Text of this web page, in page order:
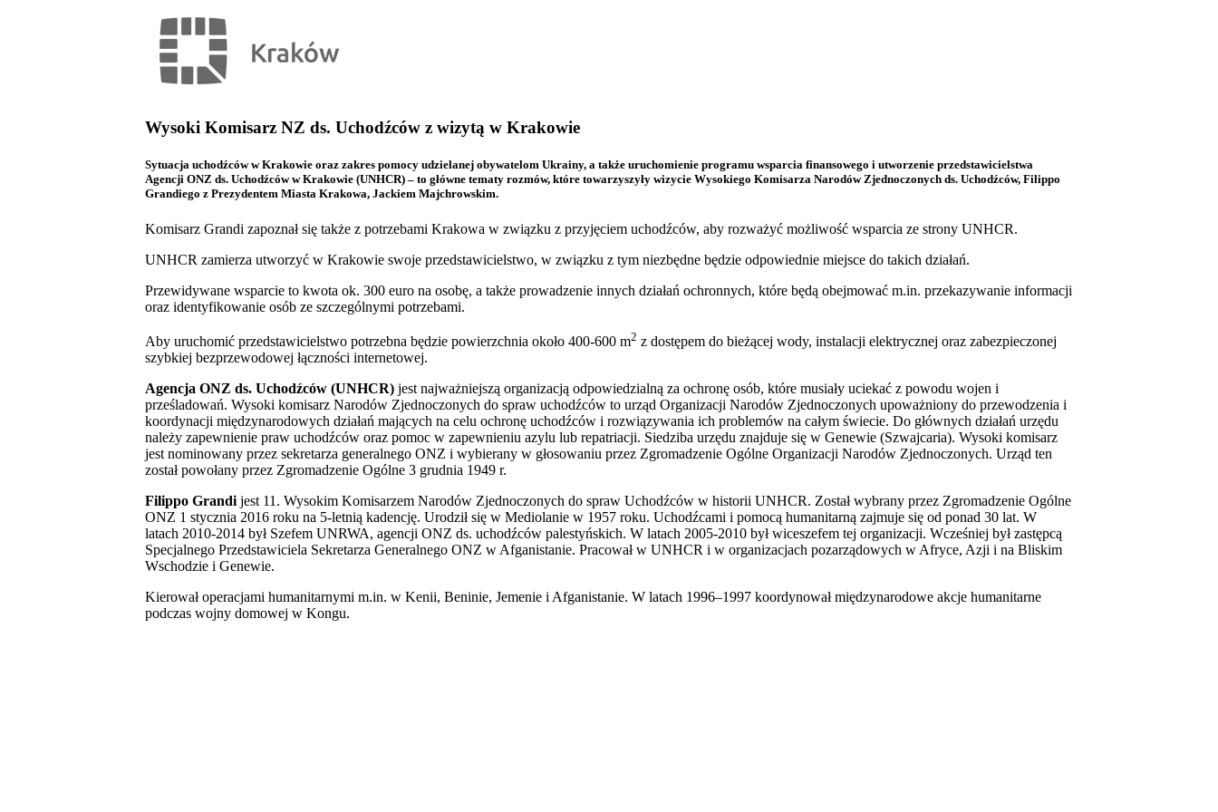
Wysoki Komisarz NZ ds. Uchodźców z wizytą w Krakowie
Sytuacja uchodźców w Krakowie oraz zakres pomocy udzielanej obywatelom Ukrainy, a także uruchomienie programu wsparcia finansowego i utworzenie przedstawicielstwa
Agencji ONZ ds. Uchodźców w Krakowie (UNHCR) – to główne tematy rozmów, które towarzyszyły wizycie Wysokiego Komisarza Narodów Zjednoczonych ds. Uchodźców, Filippo
Grandiego z Prezydentem Miasta Krakowa, Jackiem Majchrowskim.
Komisarz Grandi zapoznał się także z potrzebami Krakowa w związku z przyjęciem uchodźców, aby rozważyć możliwość wsparcia ze strony UNHCR.
UNHCR zamierza utworzyć w Krakowie swoje przedstawicielstwo, w związku z tym niezbędne będzie odpowiednie miejsce do takich działań.
Przewidywane wsparcie to kwota ok. 300 euro na osobę, a także prowadzenie innych działań ochronnych, które będą obejmować m.in. przekazywanie informacji
oraz identyfikowanie osób ze szczególnymi potrzebami.
Aby uruchomić przedstawicielstwo potrzebna będzie powierzchnia około 400-600 m2 z dostępem do bieżącej wody, instalacji elektrycznej oraz zabezpieczonej
szybkiej bezprzewodowej łączności internetowej.
Agencja ONZ ds. Uchodźców (UNHCR) jest najważniejszą organizacją odpowiedzialną za ochronę osób, które musiały uciekać z powodu wojen i
prześladowań. Wysoki komisarz Narodów Zjednoczonych do spraw uchodźców to urząd Organizacji Narodów Zjednoczonych upoważniony do przewodzenia i
koordynacji międzynarodowych działań mających na celu ochronę uchodźców i rozwiązywania ich problemów na całym świecie. Do głównych działań urzędu
należy zapewnienie praw uchodźców oraz pomoc w zapewnieniu azylu lub repatriacji. Siedziba urzędu znajduje się w Genewie (Szwajcaria). Wysoki komisarz
jest nominowany przez sekretarza generalnego ONZ i wybierany w głosowaniu przez Zgromadzenie Ogólne Organizacji Narodów Zjednoczonych. Urząd ten
został powołany przez Zgromadzenie Ogólne 3 grudnia 1949 r.
Filippo Grandi jest 11. Wysokim Komisarzem Narodów Zjednoczonych do spraw Uchodźców w historii UNHCR. Został wybrany przez Zgromadzenie Ogólne
ONZ 1 stycznia 2016 roku na 5-letnią kadencję. Urodził się w Mediolanie w 1957 roku. Uchodźcami i pomocą humanitarną zajmuje się od ponad 30 lat. W
latach 2010-2014 był Szefem UNRWA, agencji ONZ ds. uchodźców palestyńskich. W latach 2005-2010 był wiceszefem tej organizacji. Wcześniej był zastępcą
Specjalnego Przedstawiciela Sekretarza Generalnego ONZ w Afganistanie. Pracował w UNHCR i w organizacjach pozarządowych w Afryce, Azji i na Bliskim
Wschodzie i Genewie.
Kierował operacjami humanitarnymi m.in. w Kenii, Beninie, Jemenie i Afganistanie. W latach 1996–1997 koordynował międzynarodowe akcje humanitarne
podczas wojny domowej w Kongu.